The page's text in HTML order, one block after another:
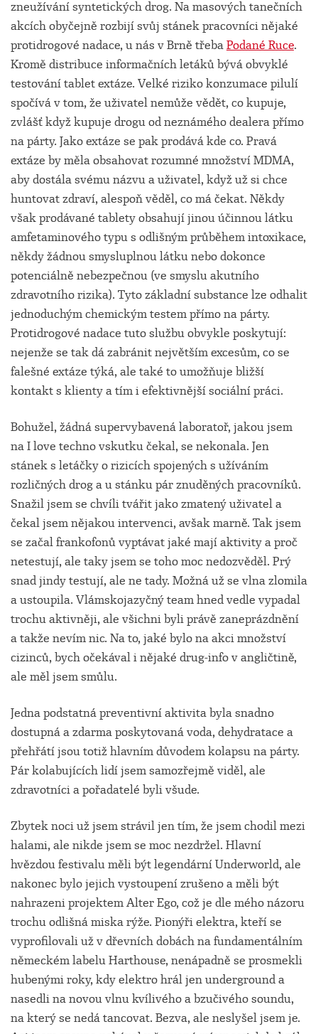
zneužívání syntetických drog. Na masových tanečních
akcích obyčejně rozbijí svůj stánek pracovníci nějaké
protidrogové nadace, u nás v Brně třebaPodané Ruce.
Kromě distribuce informačních letáků bývá obvyklé
testování tablet extáze. Velké riziko konzumace pilulí
spočívá v tom, že uživatel nemůže vědět, co kupuje,
zvlášť když kupuje drogu od neznámého dealera přímo
na párty. Jako extáze se pak prodává kde co. Pravá
extáze by měla obsahovat rozumné množství MDMA,
aby dostála svému názvu a uživatel, když už si chce
huntovat zdraví, alespoň věděl, co má čekat. Někdy
však prodávané tablety obsahují jinou účinnou látku
amfetaminového typu s odlišným průběhem intoxikace,
někdy žádnou smysluplnou látku nebo dokonce
potenciálně nebezpečnou (ve smyslu akutního
zdravotního rizika). Tyto základní substance lze odhalit
jednoduchým chemickým testem přímo na párty.
Protidrogové nadace tuto službu obvykle poskytují:
nejenže se tak dá zabránit největším excesům, co se
falešné extáze týká, ale také to umožňuje bližší
kontakt s klienty a tím i efektivnější sociální práci.
Bohužel, žádná supervybavená laboratoř, jakou jsem
na I love techno vskutku čekal, se nekonala. Jen
stánek s letáčky o rizicích spojených s užíváním
rozličných drog a u stánku pár znuděných pracovníků.
Snažil jsem se chvíli tvářit jako zmatený uživatel a
čekal jsem nějakou intervenci, avšak marně. Tak jsem
se začal frankofonů vyptávat jaké mají aktivity a proč
netestují, ale taky jsem se toho moc nedozvěděl. Prý
snad jindy testují, ale ne tady. Možná už se vlna zlomila
a ustoupila. Vlámskojazyčný team hned vedle vypadal
trochu aktivněji, ale všichni byli právě zaneprázdnění
a takže nevím nic. Na to, jaké bylo na akci množství
cizinců, bych očekával i nějaké drug-info v angličtině,
ale měl jsem smůlu.
Jedna podstatná preventivní aktivita byla snadno
dostupná a zdarma poskytovaná voda, dehydratace a
přehřátí jsou totiž hlavním důvodem kolapsu na párty.
Pár kolabujících lidí jsem samozřejmě viděl, ale
zdravotníci a pořadatelé byli všude.
Zbytek noci už jsem strávil jen tím, že jsem chodil mezi
halami, ale nikde jsem se moc nezdržel. Hlavní
hvězdou festivalu měli být legendární Underworld, ale
nakonec bylo jejich vystoupení zrušeno a měli být
nahrazeni projektem Alter Ego, což je dle mého názoru
trochu odlišná miska rýže. Pionýři elektra, kteří se
vyprofilovali už v dřevních dobách na fundamentálním
německém labelu Harthouse, nenápadně se prosmekli
hubenými roky, kdy elektro hrál jen underground a
nasedli na novou vlnu kvílivého a bzučivého soundu,
na který se nedá tancovat. Bezva, ale neslyšel jsem je.